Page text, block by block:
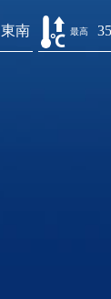
東南 最高